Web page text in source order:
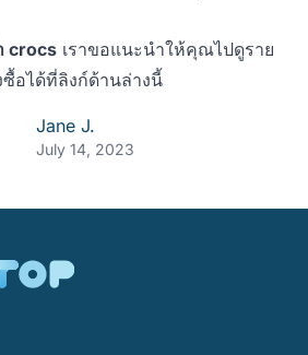
crocs เราขอแนะนำให้คุณไปดูราย
ซื้อได้ที่ลิงก์ด้านล่างนี้
Jane J.
July 14, 2023